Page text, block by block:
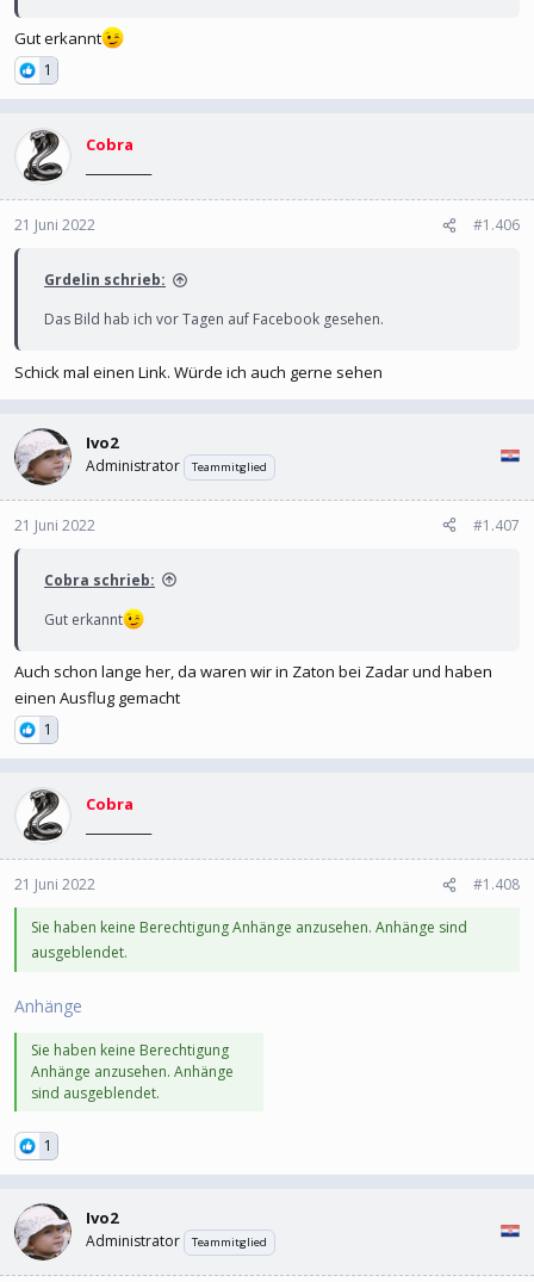
Gut erkannt
1
Cobra
21 Juni 2022 #1.406
Grdelin schrieb:
Das Bild hab ich vor Tagen auf Facebook gesehen.
Schick mal einen Link. Würde ich auch gerne sehen
Ivo2
Administrator Teammitglied
21 Juni 2022 #1.407
Cobra schrieb:
Gut erkannt
Auch schon lange her, da waren wir in Zaton bei Zadar und haben
einen Ausflug gemacht
1
Cobra
21 Juni 2022 #1.408
Sie haben keine Berechtigung Anhänge anzusehen. Anhänge sind
ausgeblendet.
Anhänge
Sie haben keine Berechtigung
Anhänge anzusehen. Anhänge
sind ausgeblendet.
1
Ivo2
Administrator Teammitglied